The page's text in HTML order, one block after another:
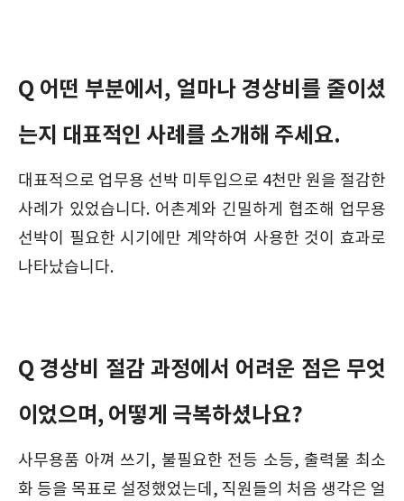
Q 어떤 부분에서, 얼마나 경상비를 줄이셨
는지 대표적인 사례를 소개해 주세요.
대표적으로 업무용 선박 미투입으로 4천만 원을 절감한
사례가 있었습니다. 어촌계와 긴밀하게 협조해 업무용
선박이 필요한 시기에만 계약하여 사용한 것이 효과로
나타났습니다.
Q 경상비 절감 과정에서 어려운 점은 무엇
이었으며, 어떻게 극복하셨나요?
사무용품 아껴 쓰기, 불필요한 전등 소등, 출력물 최소
화 등을 목표로 설정했었는데, 직원들의 처음 생각은 얼